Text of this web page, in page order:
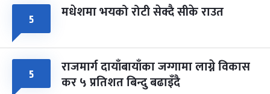
५ मधेशमा भयको रोटी सेक्दै सीके राउत
५ राजमार्ग दायाँबायाँका जग्गामा लाग्ने विकास
कर ५ प्रतिशत बिन्दु बढाइँदै